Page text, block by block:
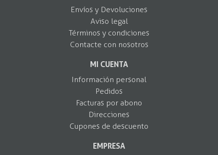
Envíos y Devoluciones
Aviso legal
Términos y condiciones
Contacte con nosotros
MI CUENTA
Información personal
Pedidos
Facturas por abono
Direcciones
Cupones de descuento
EMPRESA